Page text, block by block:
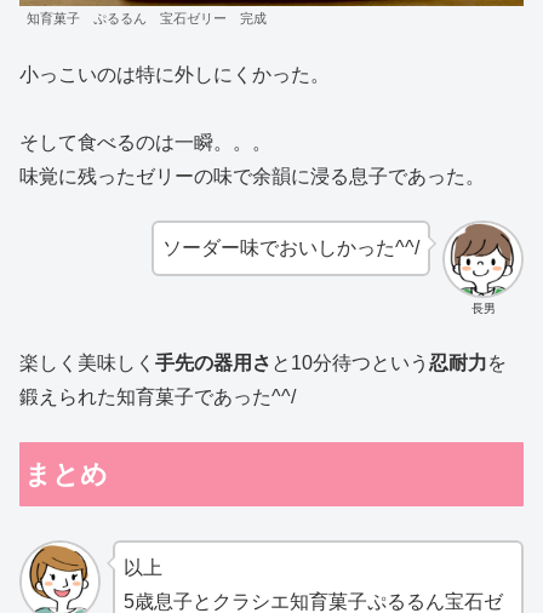
知育菓子 ぷるるん 宝石ゼリー 完成
小っこいのは特に外しにくかった。
そして食べるのは一瞬。。。
味覚に残ったゼリーの味で余韻に浸る息子であった。
長男
ソーダー味でおいしかった^^/
楽しく美味しく 手先の器用さ と10分待つという 忍耐力を
鍛えられた知育菓子であった^^/
まとめ
以上
5歳息子とクラシエ知育菓子ぷるるん宝石ゼ